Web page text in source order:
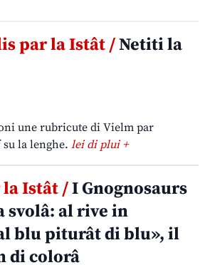
par la Istât /Netiti la
une rubricute di Vielm par
la lenghe. lei di plui +
la Istât /I Gnognosaurs
svolâ: al rive in
blu piturât di blu», il
di colorâ